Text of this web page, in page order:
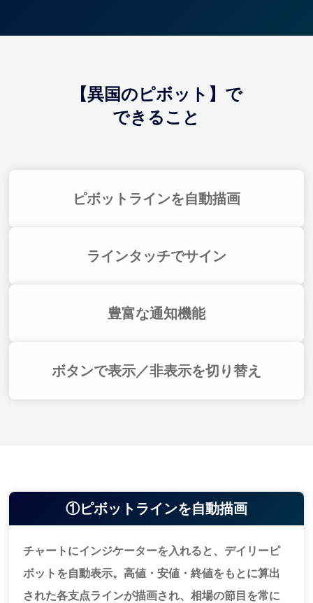
【異国のピボット】で
できること
ピボットラインを自動描画
ラインタッチでサイン
豊富な通知機能
ボタンで表示／非表示を切り替え
①ピボットラインを自動描画
チャートにインジケーターを入れると、デイリーピ
ボットを自動表示。高値・安値・終値をもとに算出
された各支点ラインが描画され、相場の節目を常に